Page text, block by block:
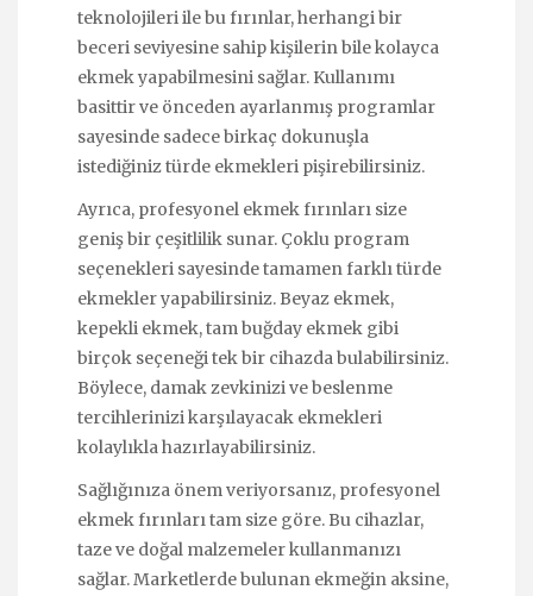
teknolojileri ile bu fırınlar, herhangi bir
beceri seviyesine sahip kişilerin bile kolayca
ekmek yapabilmesini sağlar. Kullanımı
basittir ve önceden ayarlanmış programlar
sayesinde sadece birkaç dokunuşla
istediğiniz türde ekmekleri pişirebilirsiniz.
Ayrıca, profesyonel ekmek fırınları size
geniş bir çeşitlilik sunar. Çoklu program
seçenekleri sayesinde tamamen farklı türde
ekmekler yapabilirsiniz. Beyaz ekmek,
kepekli ekmek, tam buğday ekmek gibi
birçok seçeneği tek bir cihazda bulabilirsiniz.
Böylece, damak zevkinizi ve beslenme
tercihlerinizi karşılayacak ekmekleri
kolaylıkla hazırlayabilirsiniz.
Sağlığınıza önem veriyorsanız, profesyonel
ekmek fırınları tam size göre. Bu cihazlar,
taze ve doğal malzemeler kullanmanızı
sağlar. Marketlerde bulunan ekmeğin aksine,